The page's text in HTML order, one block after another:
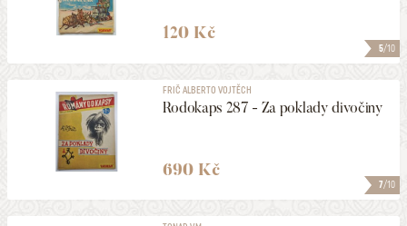
5/10
120 Kč
7/10
FRIČ ALBERTO VOJTĚCH
Rodokaps 287 - Za poklady divočiny
690 Kč